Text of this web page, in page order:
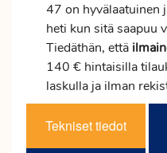
47 on hyvälaatuinen
heti kun sitä saapuu
Tiedäthän, että
140 € hintaisilla
laskulla ja ilman
Tekniset tiedot